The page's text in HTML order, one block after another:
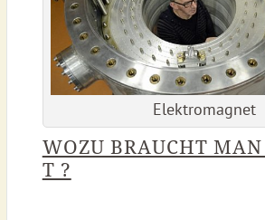
Elektromagnet
WOZU BRAUCHT MAN
T ?